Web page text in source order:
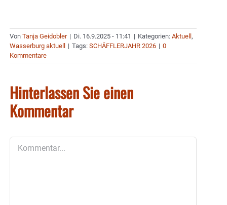
Von Tanja Geidobler | Di. 16.9.2025 - 11:41 | Kategorien: Aktuell ,
Wasserburg aktuell
| Tags: SCHÄFFLERJAHR 2026 | 0
Kommentare
Hinterlassen Sie einen
Kommentar